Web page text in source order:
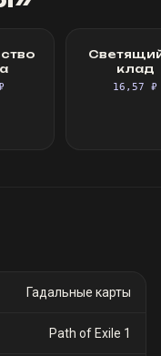
клад
16,57 ₽
Гадальные карты
Path of Exile 1